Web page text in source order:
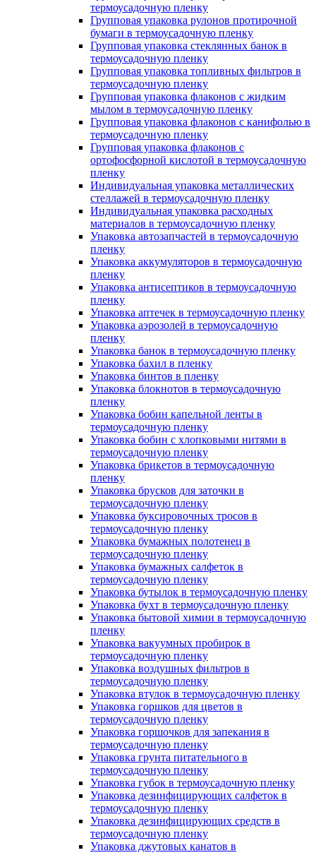
термоусадочную пленку
Групповая упаковка рулонов протирочной
бумаги в термоусадочную пленку
Групповая упаковка стеклянных банок в
термоусадочную пленку
Групповая упаковка топливных фильтров в
термоусадочную пленку
Групповая упаковка флаконов с жидким
мылом в термоусадочную пленку
Групповая упаковка флаконов с канифолью в
термоусадочную пленку
Групповая упаковка флаконов с
ортофосфорной кислотой в термоусадочную
пленку
Индивидуальная упаковка металлических
стеллажей в термоусадочную пленку
Индивидуальная упаковка расходных
материалов в термоусадочную пленку
Упаковка автозапчастей в термоусадочную
пленку
Упаковка аккумуляторов в термоусадочную
пленку
Упаковка антисептиков в термоусадочную
пленку
Упаковка аптечек в термоусадочную пленку
Упаковка аэрозолей в термоусадочную
пленку
Упаковка банок в термоусадочную пленку
Упаковка бахил в пленку
Упаковка бинтов в пленку
Упаковка блокнотов в термоусадочную
пленку
Упаковка бобин капельной ленты в
термоусадочную пленку
Упаковка бобин с хлопковыми нитями в
термоусадочную пленку
Упаковка брикетов в термоусадочную
пленку
Упаковка брусков для заточки в
термоусадочную пленку
Упаковка буксировочных тросов в
термоусадочную пленку
Упаковка бумажных полотенец в
термоусадочную пленку
Упаковка бумажных салфеток в
термоусадочную пленку
Упаковка бутылок в термоусадочную пленку
Упаковка бухт в термоусадочную пленку
Упаковка бытовой химии в термоусадочную
пленку
Упаковка вакуумных пробирок в
термоусадочную пленку
Упаковка воздушных фильтров в
термоусадочную пленку
Упаковка втулок в термоусадочную пленку
Упаковка горшков для цветов в
термоусадочную пленку
Упаковка горшочков для запекания в
термоусадочную пленку
Упаковка грунта питательного в
термоусадочную пленку
Упаковка губок в термоусадочную пленку
Упаковка дезинфицирующих салфеток в
термоусадочную пленку
Упаковка дезинфицирующих средств в
термоусадочную пленку
Упаковка джутовых канатов в